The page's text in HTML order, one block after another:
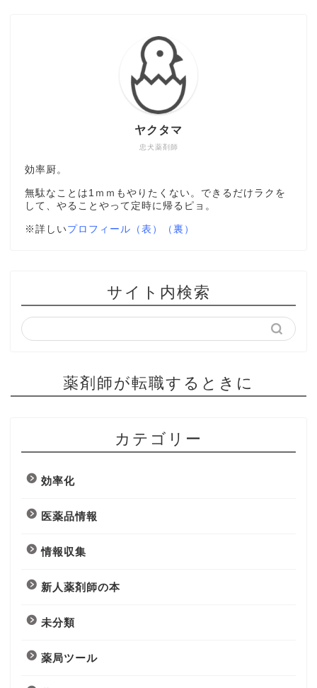
忠犬薬剤師
ヤクタマ
効率厨。
無駄なことは1ｍｍもやりたくない。できるだけラクを
して、やることやって定時に帰るピョ。
※詳しいプロフィール（表） （裏）
サイト内検索
薬剤師が転職するときに
カテゴリー
効率化
医薬品情報
情報収集
新人薬剤師の本
未分類
薬局ツール